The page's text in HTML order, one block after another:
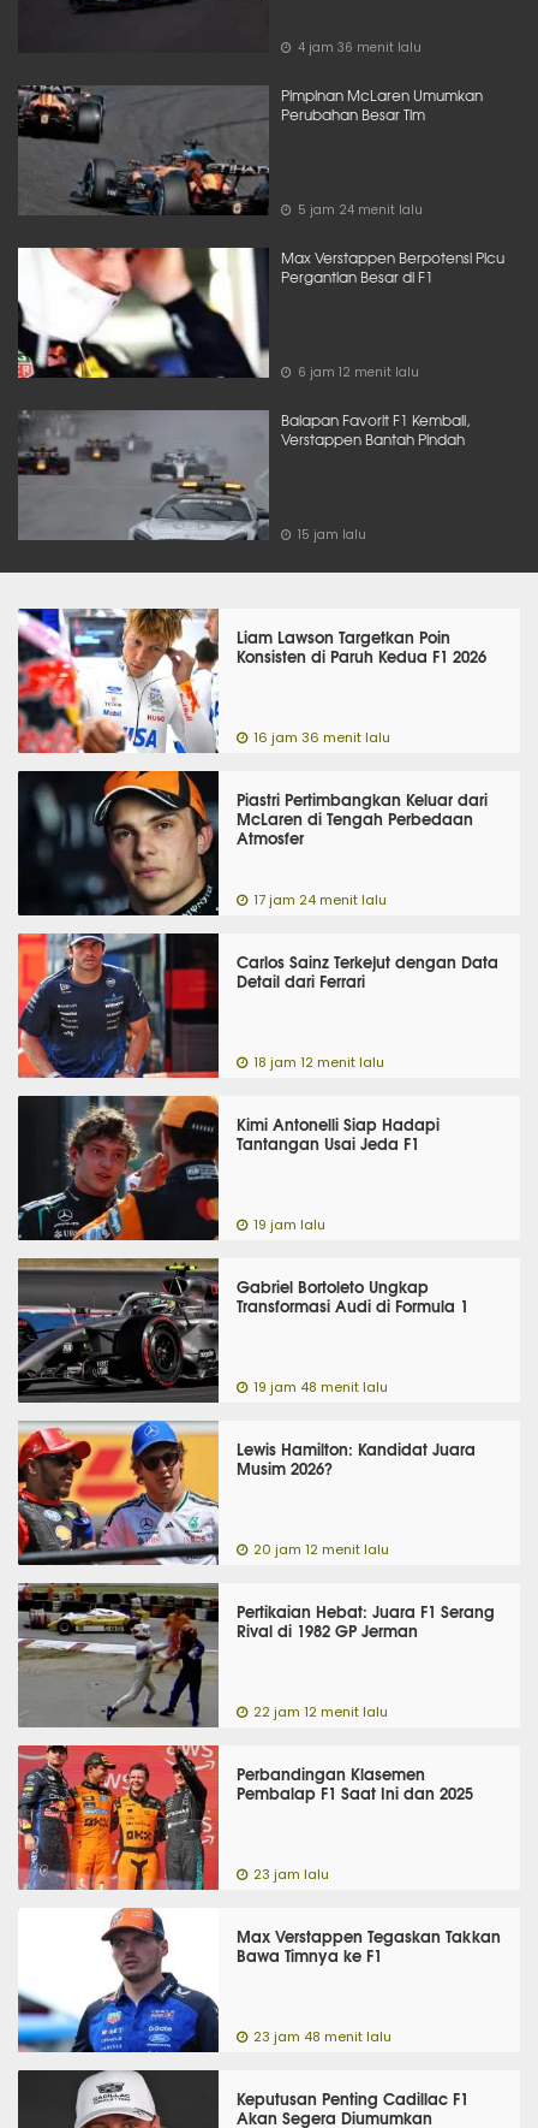
4 jam 36 menit lalu
Pimpinan McLaren Umumkan
Perubahan Besar Tim
5 jam 24 menit lalu
Max Verstappen Berpotensi Picu
Pergantian Besar di F1
6 jam 12 menit lalu
Balapan Favorit F1 Kembali,
Verstappen Bantah Pindah
15 jam lalu
Liam Lawson Targetkan Poin
Konsisten di Paruh Kedua F1 2026
16 jam 36 menit lalu
Piastri Pertimbangkan Keluar dari
McLaren di Tengah Perbedaan
Atmosfer
17 jam 24 menit lalu
Carlos Sainz Terkejut dengan Data
Detail dari Ferrari
18 jam 12 menit lalu
Kimi Antonelli Siap Hadapi
Tantangan Usai Jeda F1
19 jam lalu
Gabriel Bortoleto Ungkap
Transformasi Audi di Formula 1
19 jam 48 menit lalu
Lewis Hamilton: Kandidat Juara
Musim 2026?
20 jam 12 menit lalu
Pertikaian Hebat: Juara F1 Serang
Rival di 1982 GP Jerman
22 jam 12 menit lalu
Perbandingan Klasemen
Pembalap F1 Saat Ini dan 2025
23 jam lalu
Max Verstappen Tegaskan Takkan
Bawa Timnya ke F1
23 jam 48 menit lalu
Keputusan Penting Cadillac F1
Akan Segera Diumumkan